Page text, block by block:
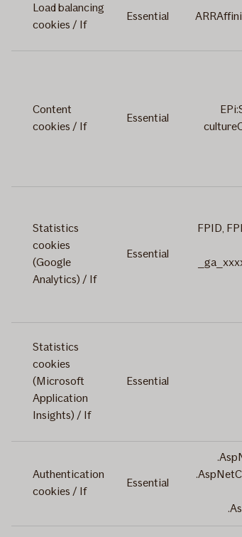
Load balancing
cookies / If
Essential
Content
cookies / If
Essential
Statistics
cookies
(Google
Analytics) / If
Essential
FPID,
Statistics
cookies
(Microsoft
Application
Insights) / If
Essential
Authentication
cookies / If
Essential